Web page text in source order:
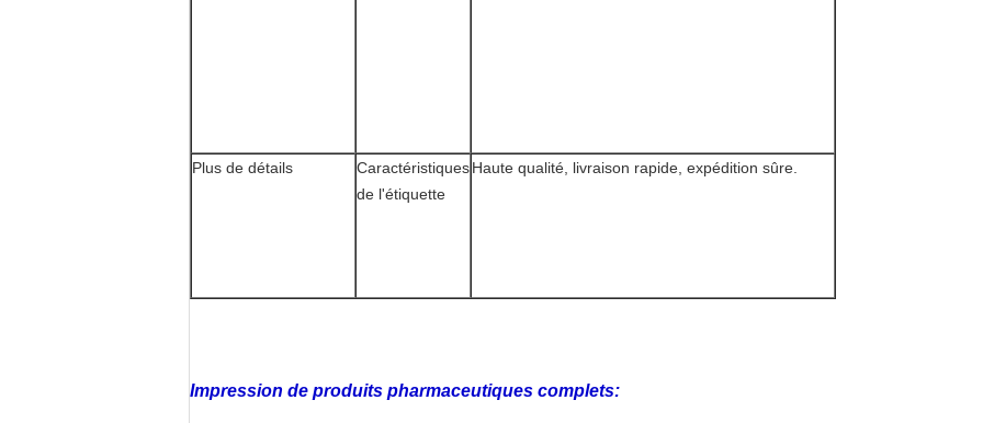
Plus de détails
Caractéristiques
de l'étiquette
Haute qualité, livraison rapide, expédition sûre.
Impression de produits pharmaceutiques complets: